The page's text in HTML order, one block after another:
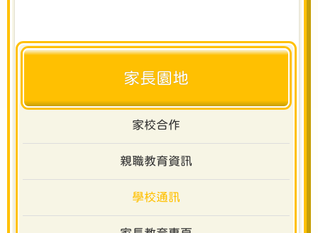
家長園地
家校合作
親職教育資訊
學校通訊